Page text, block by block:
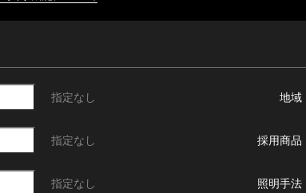
指定なし 地域
指定なし 採用商品
指定なし 照明手法